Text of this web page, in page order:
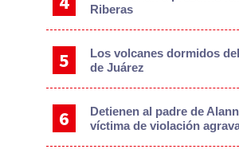
Riberas
Los volcanes dormidos
de Juárez
Detienen al padre de
víctima de violación